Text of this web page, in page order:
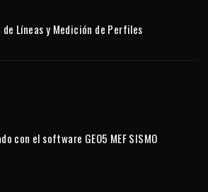
Líneas y Medición de Perfiles
con el software GEO5 MEF SISMO